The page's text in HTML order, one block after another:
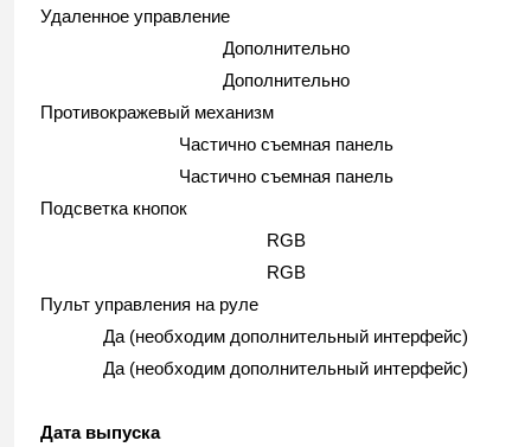
Удаленное управление
Дополнительно
Дополнительно
Противокражевый механизм
Частично съемная панель
Частично съемная панель
Подсветка кнопок
RGB
RGB
Пульт управления на руле
Да (необходим дополнительный интерфейс)
Да (необходим дополнительный интерфейс)
Дата выпуска